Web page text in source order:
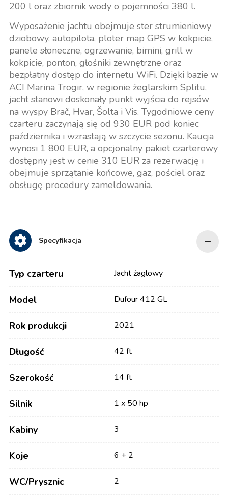
200 l oraz zbiornik wody o pojemności 380 l.
Wyposażenie jachtu obejmuje ster strumieniowy
dziobowy, autopilota, ploter map GPS w kokpicie,
panele słoneczne, ogrzewanie, bimini, grill w
kokpicie, ponton, głośniki zewnętrzne oraz
bezpłatny dostęp do internetu WiFi. Dzięki bazie w
ACI Marina Trogir, w regionie żeglarskim Splitu,
jacht stanowi doskonały punkt wyjścia do rejsów
na wyspy Brač, Hvar, Šolta i Vis. Tygodniowe ceny
czarteru zaczynają się od 930 EUR pod koniec
października i wzrastają w szczycie sezonu. Kaucja
wynosi 1 800 EUR, a opcjonalny pakiet czarterowy
dostępny jest w cenie 310 EUR za rezerwację i
obejmuje sprzątanie końcowe, gaz, pościel oraz
obsługę procedury zameldowania.
Specyfikacja
Typ czarteru Jacht żaglowy
Model Dufour 412 GL
Rok produkcji 2021
Długość 42 ft
Szerokość 14 ft
Silnik 1 x 50 hp
Kabiny 3
Koje 6 + 2
WC/Prysznic 2